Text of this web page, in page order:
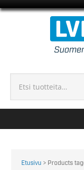
Etusivu > Products